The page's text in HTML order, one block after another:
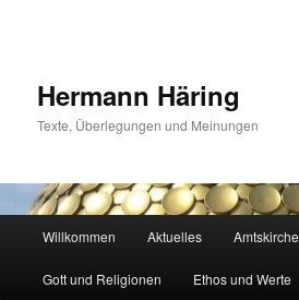
Hermann Häring
Texte, Überlegungen und Meinungen
Willkommen Aktuelles Amtskirche
Gott und Religionen Ethos und Werte